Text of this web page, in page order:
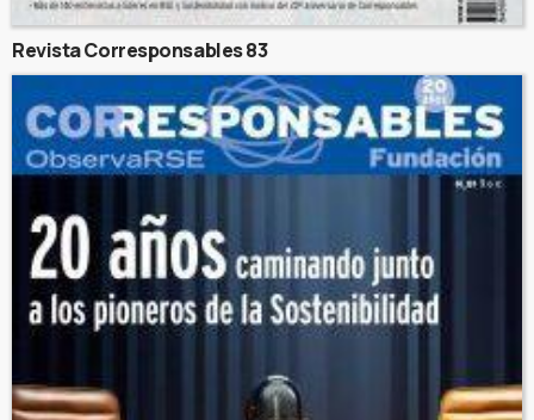
Revista Corresponsables 83